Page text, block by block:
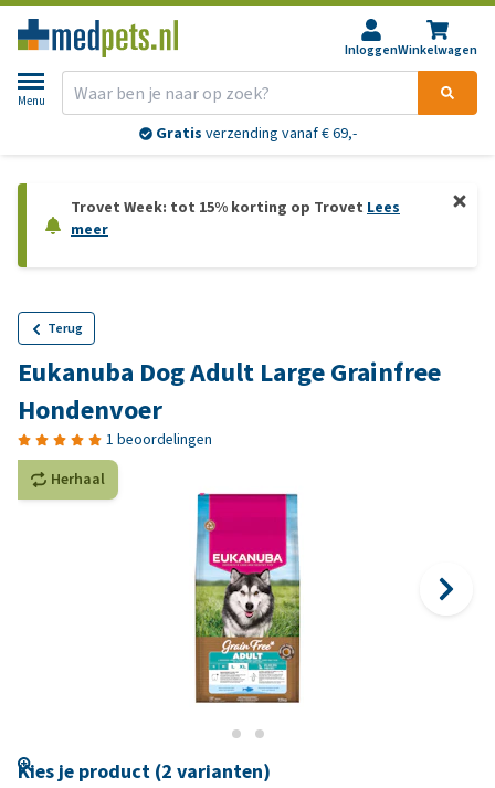
InloggenWinkelwagen
Menu
Gratis verzending vanaf € 69,-
Trovet Week: tot 15% korting op Trovet Lees
meer
Terug
Eukanuba Dog Adult Large Grainfree
Hondenvoer
1 beoordelingen
Herhaal
Kies je product (2 varianten)